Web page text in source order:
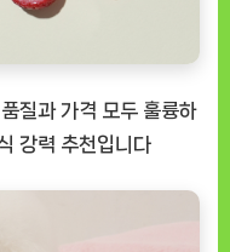
질과 가격 모두 훌륭하
강력 추천입니다